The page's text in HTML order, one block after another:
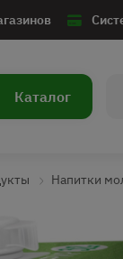
Каталог
Напитки